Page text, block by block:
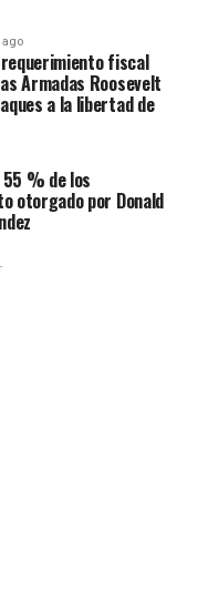
fiscal
Armadas Roosevelt
a la libertad de
55 % de los
otorgado por Donald